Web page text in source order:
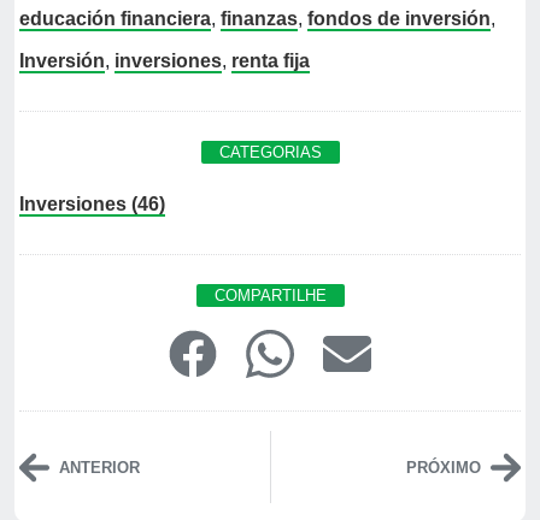
educación financiera, finanzas, fondos de inversión,
Inversión, inversiones, renta fija
CATEGORIAS
Inversiones (46)
COMPARTILHE
ANTERIOR PRÓXIMO